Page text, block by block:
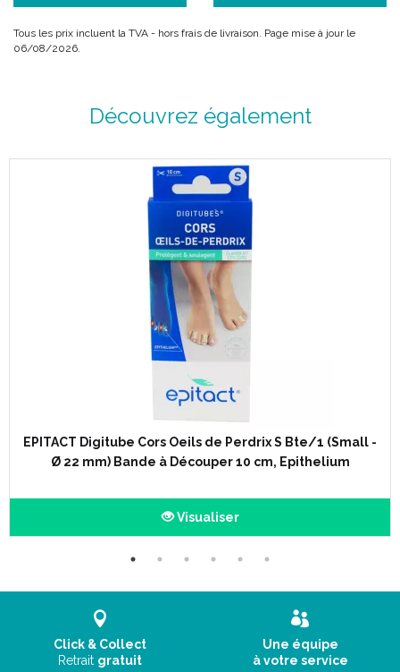
Indications :
Description :
Un orteil douloureux ? Un cor ou un œil de perdrix (cor situé
entre 2 orteils) ? Adoptez le Digitube® EPITACT® ! Grâce au gel
Tous les prix incluent la TVA - hors frais de livraison. Page mise à jour le
06/08/2026.
Découvrez également
EPITACT Digitube Cors Oeils de Perdrix S Bte/1 (Small -
Ø 22 mm) Bande à Découper 10 cm, Epithelium
Visualiser
Click & Collect
Retrait gratuit
Une équipe
à votre service